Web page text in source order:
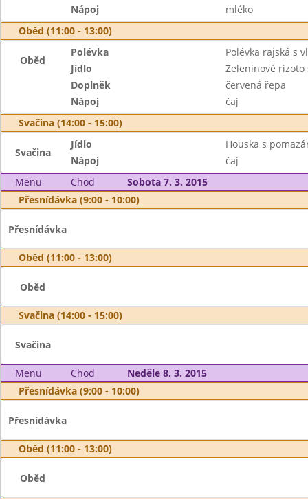
Nápoj
mléko
Oběd (11:00 - 13:00)
Oběd
Polévka
Polévka rajská s
Jídlo
Zeleninové rizoto
Doplněk
červená řepa
Nápoj
čaj
Svačina (14:00 - 15:00)
Svačina
Jídlo
Houska s
Nápoj
čaj
Menu
Chod
Sobota 7. 3. 2015
Přesnídávka (9:00 - 10:00)
Přesnídávka
Oběd (11:00 - 13:00)
Oběd
Svačina (14:00 - 15:00)
Svačina
Menu Chod
Neděle 8. 3. 2015
Přesnídávka (9:00 - 10:00)
Přesnídávka
Oběd (11:00 - 13:00)
Oběd